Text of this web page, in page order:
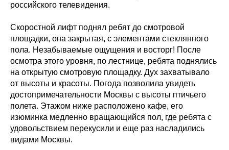
российского телевидения.
Скоростной лифт поднял ребят до смотровой
площадки, она закрытая, с элементами стеклянного
пола. Незабываемые ощущения и восторг! После
осмотра этого уровня, по лестнице, ребята поднялись
на открытую смотровую площадку. Дух захватывало
от высоты и красоты. Погода позволила увидеть
достопримечательности Москвы с высоты птичьего
полета. Этажом ниже расположено кафе, его
изюминка медленно вращающийся пол, где ребята с
удовольствием перекусили и еще раз насладились
видами Москвы.